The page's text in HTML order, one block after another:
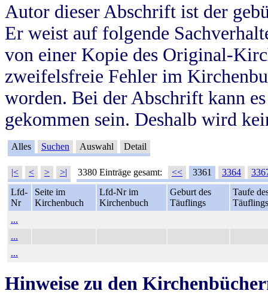
Autor dieser Abschrift ist der
Er weist auf folgende
von einer Kopie des Original-
zweifelsfreie Fehler im
worden. Bei der Abschrift kann
gekommen sein. Deshalb wird
Alles Suchen Auswahl Detail
|< < > >| 3380 Einträge gesamt: << 3361 3364
Lfd-
Nr
Seite im
Kirchenbuch
Lfd-Nr im
Kirchenbuch
Geburt des
Täuflings
Taufe
Täuflings
...
...
...
Hinweise zu den